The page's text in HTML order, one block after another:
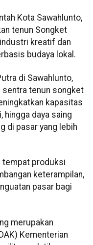
Kota Sawahlunto,
tenun Songket
kreatif dan
budaya lokal.
di Sawahlunto,
sentra tenun songket
kapasitas
hingga daya saing
di pasar yang lebih
tempat produksi
keterampilan,
pasar bagi
merupakan
Kementerian